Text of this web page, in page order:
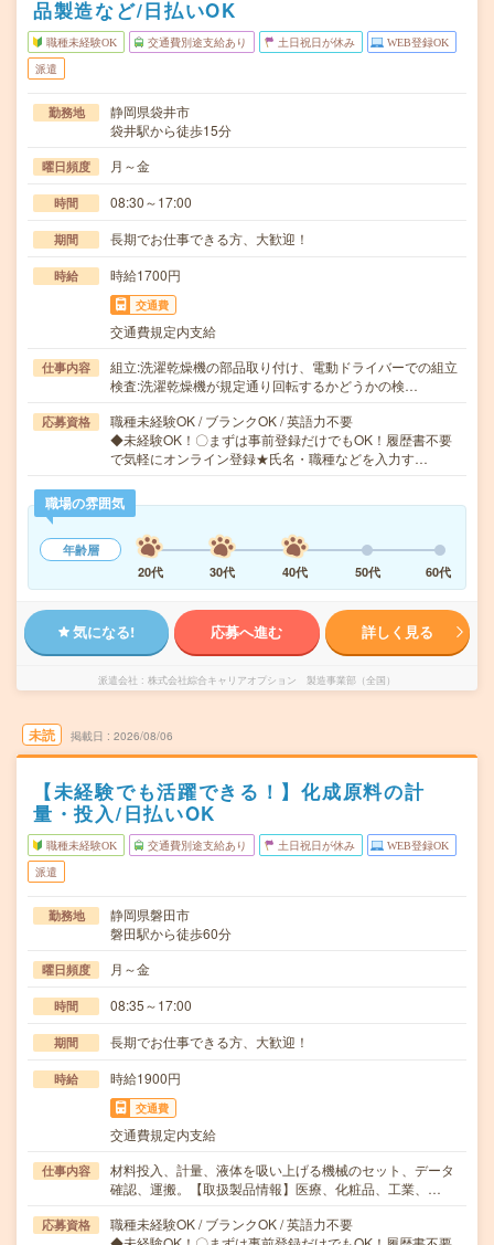
品製造など/日払いOK
職種未経験OK 交通費別途支給あり 土日祝日が休み WEB登録OK
派遣
勤務地
静岡県袋井市
袋井駅から徒歩15分
曜日頻度 月～金
時間 08:30～17:00
期間 長期でお仕事できる方、大歓迎！
時給 時給1700円
交通費
交通費規定内支給
仕事内容
組立:洗濯乾燥機の部品取り付け、電動ドライバーでの組立
検査:洗濯乾燥機が規定通り回転するかどうかの検…
応募資格
職種未経験OK / ブランクOK / 英語力不要
◆未経験OK！〇まずは事前登録だけでもOK！履歴書不要
で気軽にオンライン登録★氏名・職種などを入力す…
職場の雰囲気
年齢層
20代
30代 40代 50代 60代
気になる! 応募へ進む 詳しく見る
派遣会社 株式会社綜合キャリアオプション 製造事業部（全国）
未読 掲載日 2026/08/06
【未経験でも活躍できる！】化成原料の計
量・投入/日払いOK
職種未経験OK 交通費別途支給あり 土日祝日が休み WEB登録OK
派遣
勤務地
静岡県磐田市
磐田駅から徒歩60分
曜日頻度 月～金
時間 08:35～17:00
期間 長期でお仕事できる方、大歓迎！
時給 時給1900円
交通費
交通費規定内支給
仕事内容
材料投入、計量、液体を吸い上げる機械のセット、データ
確認、運搬。【取扱製品情報】医療、化粧品、工業、…
応募資格
職種未経験OK / ブランクOK / 英語力不要